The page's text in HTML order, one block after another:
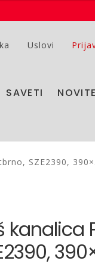
Uslovi
SAVETI
SZE2390,
kanalica